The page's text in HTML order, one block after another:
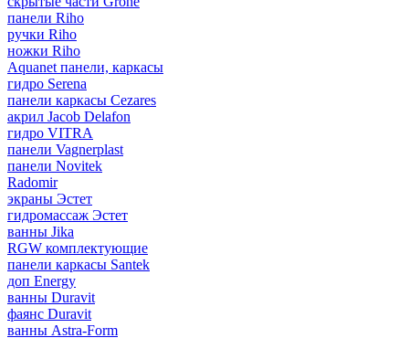
панели Riho
ручки Riho
ножки Riho
Aquanet панели, каркасы
гидро Serena
панели каркасы Cezares
акрил Jacob Delafon
гидро VITRA
панели Vagnerplast
панели Novitek
Radomir
экраны Эстет
гидромассаж Эстет
ванны Jika
RGW комплектующие
панели каркасы Santek
доп Energy
ванны Duravit
фаянс Duravit
ванны Astra-Form